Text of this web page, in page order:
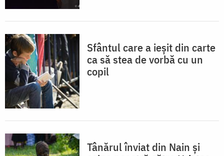
Sfântul care a ieșit din carte
ca să stea de vorbă cu un
copil
Tânărul înviat din Nain și